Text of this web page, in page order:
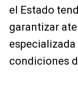
el Estado
garantizar
condiciones